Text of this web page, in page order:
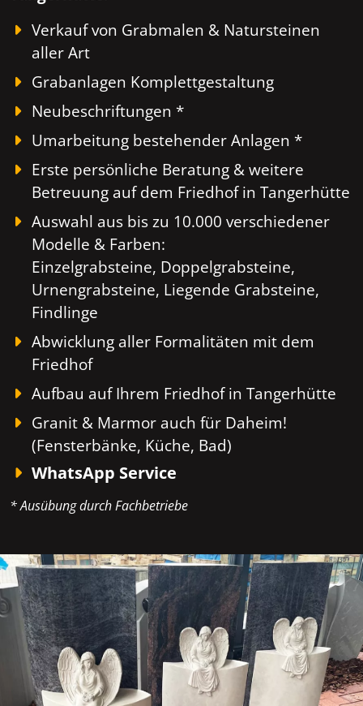
Verkauf von Grabmalen & Natursteinen
aller Art
Grabanlagen Komplettgestaltung
Neubeschriftungen *
Umarbeitung bestehender Anlagen *
Erste persönliche Beratung & weitere
Betreuung auf dem Friedhof in Tangerhütte
Auswahl aus bis zu 10.000 verschiedener
Modelle & Farben:
Einzelgrabsteine, Doppelgrabsteine,
Urnengrabsteine, Liegende Grabsteine,
Findlinge
Abwicklung aller Formalitäten mit dem
Friedhof
Aufbau auf Ihrem Friedhof in Tangerhütte
Granit & Marmor auch für Daheim!
(Fensterbänke, Küche, Bad)
WhatsApp Service
* Ausübung durch Fachbetriebe